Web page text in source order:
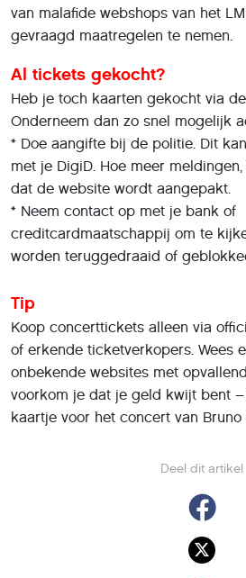
Deel dit artikel
van malafide webshops van het
gevraagd maatregelen te nemen.
Al tickets gekocht?
Heb je toch kaarten gekocht via
Onderneem dan zo snel mogelijk
* Doe aangifte bij de politie. Dit
met je DigiD. Hoe meer
dat de website wordt aangepakt.
* Neem contact op met je bank of
creditcardmaatschappij om te
worden teruggedraaid of
Tip
Koop concerttickets alleen via
of erkende ticketverkopers. Wees
onbekende websites met
voorkom je dat je geld kwijt bent
kaartje voor het concert van Bruno